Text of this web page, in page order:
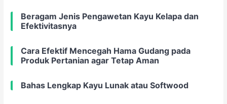
Beragam Jenis Pengawetan Kayu Kelapa dan
Efektivitasnya
Cara Efektif Mencegah Hama Gudang pada
Produk Pertanian agar Tetap Aman
Bahas Lengkap Kayu Lunak atau Softwood